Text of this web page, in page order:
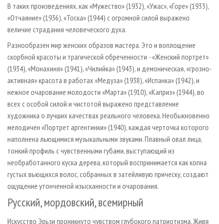
В таких произведениях, как «Мужество» (1932), «Ужас», «Горе» (1933),
«Отчаяние» (1936), «Тоска» (1944) с огромной силой выражено
величие страдания человеческого духа.
Разнообразен мир женских образов мастера. Это и воплощение
скорбной красоты и трагической обреченности - «Женский портрет»
(1934), «Монахиня» (1941), «Чилийка» (1943), и демоническая, «грозно-
активная» красота в работах «Медуза» (1938), «Испанка» (1942), и
нежное очарование молодости «Марта» (1910), «Каприз» (1944), во
всех с особой силой и чистотой выражено представление
художника о лучших качествах реального человека. Необыкновенно
мелодичен «Портрет аргентинки» (1940), каждая черточка которого
наполнена льющимися музыкальными звуками. Плавный овал лица,
тонкий профиль с чувственными губами, выступающий из
необработанного куска дерева, который воспринимается как копна
густых вьющихся волос, собранных в затейливую прическу, создают
ощущение утонченной изысканности и очарования.
Русский, мордовский, всемирный
Искусство Эрьзи проникнуто чувством глубокого патриотизма. Живя